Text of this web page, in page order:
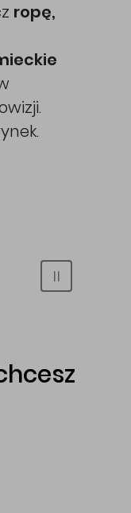
ropę,
prowizji